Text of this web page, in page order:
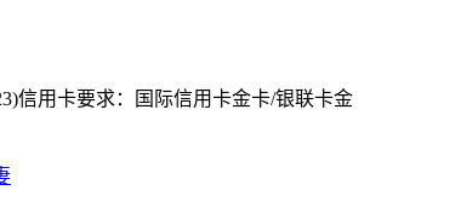
信用卡要求：国际信用卡金卡/银联卡金